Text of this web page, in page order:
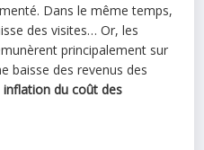
Dans le même temps,
des visites… Or, les
principalement sur
baisse des revenus des
inflation du coût des